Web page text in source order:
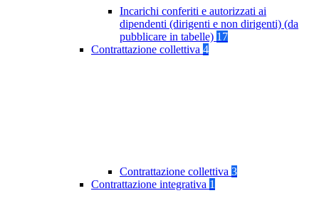
Incarichi conferiti e autorizzati ai
dipendenti (dirigenti e non dirigenti) (da
pubblicare in tabelle) 17
Contrattazione collettiva 4
Contrattazione collettiva 3
Contrattazione integrativa 1